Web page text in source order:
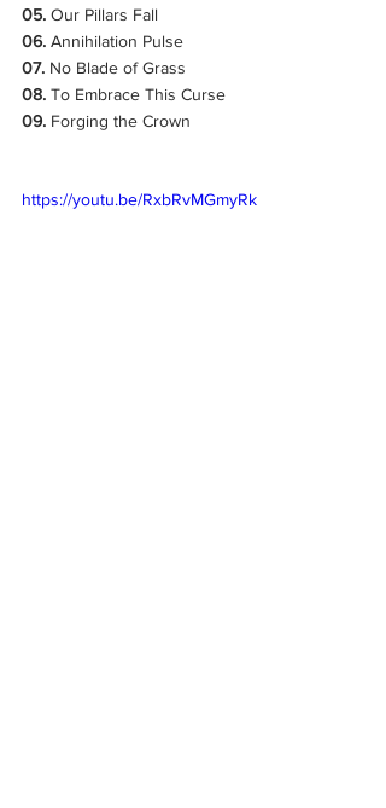
05. Our Pillars Fall
06. Annihilation Pulse
07. No Blade of Grass
08. To Embrace This Curse
09. Forging the Crown
https://youtu.be/RxbRvMGmyRk